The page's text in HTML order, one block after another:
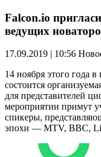
Falcon.io
ведущих
17.09.2019 | 10:56
14 ноября этого года
состоится
для представителей
мероприятии примут
спикеры,
эпохи — MTV, BBC,